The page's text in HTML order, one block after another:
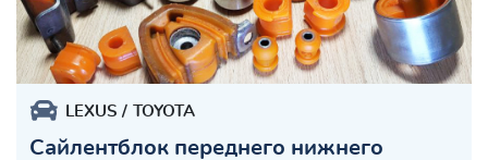
LEXUS TOYOTA
Сайлентблок переднего нижнего